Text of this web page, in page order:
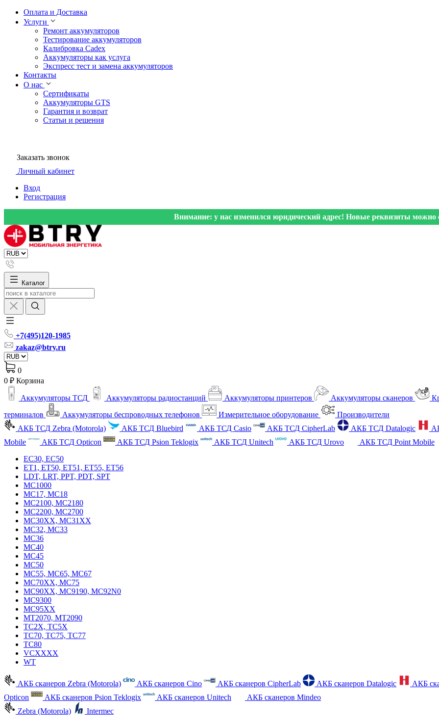
Оплата и Доставка
Услуги
Ремонт аккумуляторов
Тестирование аккумуляторов
Калибровка Cadex
Аккумуляторы как услуга
Экспресс тест и замена аккумуляторов
Контакты
О нас
Сертификаты
Аккумуляторы GTS
Гарантия и возврат
Статьи и решения
Заказать звонок
Личный кабинет
Вход
Регистрация
Внимание: у нас изменился юридический адрес! Новые реквизиты можно
Каталог
+7(495)120-1985
zakaz@btry.ru
0
0 ₽ Корзина
Аккумуляторы ТСД Аккумуляторы радиостанций Аккумуляторы принтеров Аккумуляторы сканеров
терминалов
Аккумуляторы беспроводных телефонов Измерительное оборудование
Производители
АКБ ТСД Zebra (Motorola)
АКБ ТСД Bluebird АКБ ТСД Casio АКБ ТСД CipherLab АКБ ТСД Datalogic
Mobile
АКБ ТСД Opticon АКБ ТСД Psion Teklogix АКБ ТСД Unitech АКБ ТСД Urovo АКБ ТСД Point Mobile
EC30, EC50
ET1, ET50, ET51, ET55, ET56
LDT, LRT, PPT, PDT, SPT
MC1000
MC17, MC18
MC2100, MC2180
MC2200, MC2700
MC30XX, MC31XX
MC32, MC33
MC36
MC40
MC45
MC50
MC55, MC65, MC67
MC70XX, MC75
MC90XX, MC9190, MC92N0
MC9300
MC95XX
MT2070, MT2090
TC2X, TC5X
TC70, TC75, TC77
TC80
VCXXXX
WT
АКБ сканеров Zebra (Motorola) АКБ сканеров Cino АКБ сканеров CipherLab АКБ сканеров Datalogic АКБ
Opticon
АКБ сканеров Psion Teklogix АКБ сканеров Unitech
АКБ сканеров Mindeo
Zebra (Motorola)
Intermec